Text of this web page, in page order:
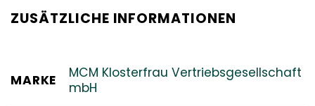
ZUSÄTZLICHE INFORMATIONEN
MARKE
MCM Klosterfrau Vertriebsgesellschaft
mbH